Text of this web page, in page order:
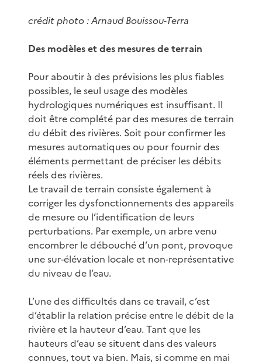
crédit photo : Arnaud Bouissou-Terra
Des modèles et des mesures de terrain
Pour aboutir à des prévisions les plus fiables
possibles, le seul usage des modèles
hydrologiques numériques est insuffisant. Il
doit être complété par des mesures de terrain
du débit des rivières. Soit pour confirmer les
mesures automatiques ou pour fournir des
éléments permettant de préciser les débits
réels des rivières.
Le travail de terrain consiste également à
corriger les dysfonctionnements des appareils
de mesure ou l’identification de leurs
perturbations. Par exemple, un arbre venu
encombrer le débouché d’un pont, provoque
une sur-élévation locale et non-représentative
du niveau de l’eau.
L’une des difficultés dans ce travail, c’est
d’établir la relation précise entre le débit de la
rivière et la hauteur d’eau. Tant que les
hauteurs d’eau se situent dans des valeurs
connues, tout va bien. Mais, si comme en mai